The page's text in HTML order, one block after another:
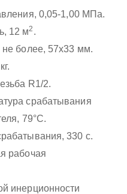
0,05-1,00 МПа.
12 м2 .
более, 57х33 мм.
R1/2.
срабатывания
79°С.
330 с.
рабочая
инерционности